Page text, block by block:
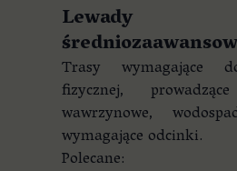
Lewady
Trasy wymagające
fizycznej,
wawrzynowe,
wymagające odcinki.
Polecane: